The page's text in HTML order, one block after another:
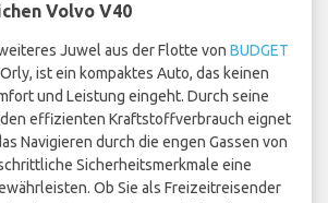
Volvo V40
Juwel aus der Flotte von BUDGET
ist ein kompaktes Auto, das keinen
und Leistung eingeht. Durch seine
effizienten Kraftstoffverbrauch eignet
Navigieren durch die engen Gassen von
Sicherheitsmerkmale eine
Ob Sie als Freizeitreisender